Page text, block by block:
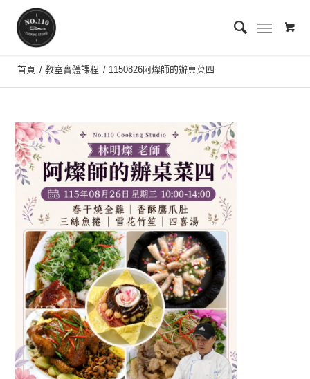
首頁 / 教室實體課程 / 1150826阿燦師的辦桌菜四